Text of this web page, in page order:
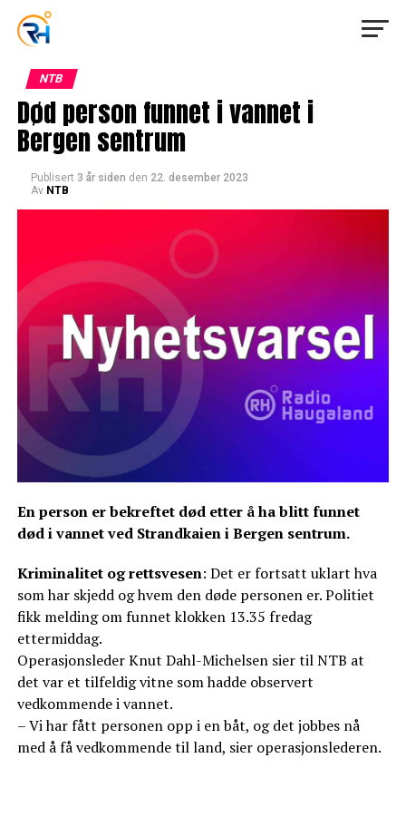
NTB
Død person funnet i vannet i
Bergen sentrum
Publisert 3 år siden den 22. desember 2023
Av NTB
En person er bekreftet død etter å ha blitt funnet
død i vannet ved Strandkaien i Bergen sentrum.
Kriminalitet og rettsvesen: Det er fortsatt uklart hva
som har skjedd og hvem den døde personen er. Politiet
fikk melding om funnet klokken 13.35 fredag
ettermiddag.
Operasjonsleder Knut Dahl-Michelsen sier til NTB at
det var et tilfeldig vitne som hadde observert
vedkommende i vannet.
– Vi har fått personen opp i en båt, og det jobbes nå
med å få vedkommende til land, sier operasjonslederen.